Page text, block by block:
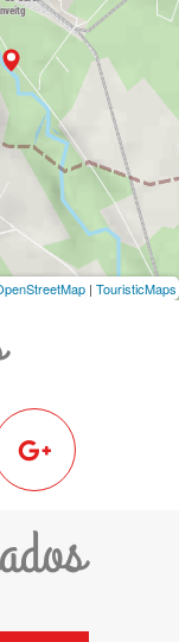
| TouristicMaps